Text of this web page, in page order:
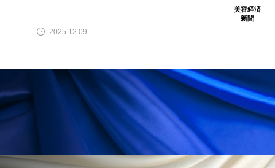
B2B BeautyTech ChatGPT
Gemini Instagram
アスタキサンチン
美容経済
新聞
2025.12.09